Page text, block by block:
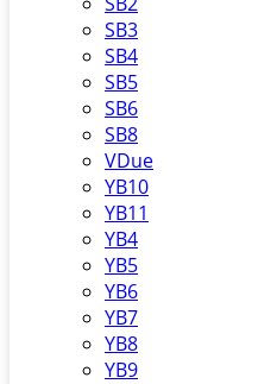
SB3
SB4
SB5
SB6
SB8
VDue
YB10
YB11
YB4
YB5
YB6
YB7
YB8
YB9